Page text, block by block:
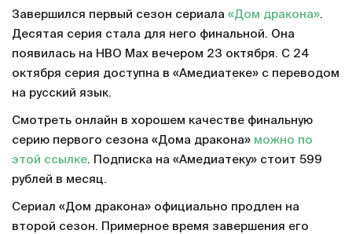
Завершился первый сезон сериала «Дом дракона».
Десятая серия стала для него финальной. Она
появилась на HBO Max вечером 23 октября. С 24
октября серия доступна в «Амедиатеке» с переводом
на русский язык.
Смотреть онлайн в хорошем качестве финальную
серию первого сезона «Дома дракона» можно по
этой ссылке. Подписка на «Амедиатеку» стоит 599
рублей в месяц.
Сериал «Дом дракона» официально продлен на
второй сезон. Примерное время завершения его